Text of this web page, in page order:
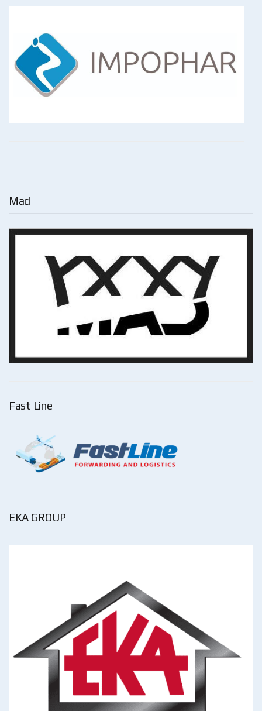
Mad
Fast Line
EKA GROUP